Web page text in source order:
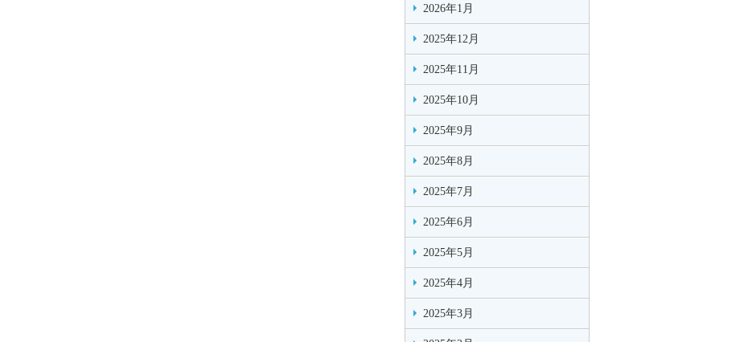
2026年1月
2025年12月
2025年11月
2025年10月
2025年9月
2025年8月
2025年7月
2025年6月
2025年5月
2025年4月
2025年3月